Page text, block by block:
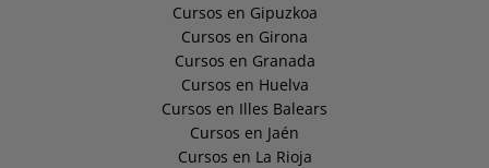
Cursos en Gipuzkoa
Cursos en Girona
Cursos en Granada
Cursos en Huelva
Cursos en Illes Balears
Cursos en Jaén
Cursos en La Rioja